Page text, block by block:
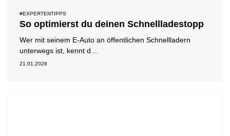
#EXPERTENTIPPS
So optimierst du deinen Schnellladestopp
Wer mit seinem E-Auto an öffentlichen Schnellladern
unterwegs ist, kennt d...
21.01.2026